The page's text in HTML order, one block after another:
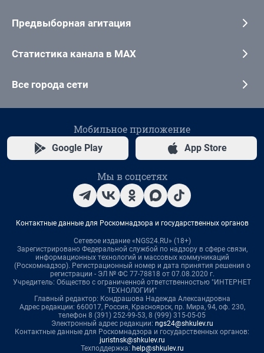
Предвыборная агитация
Статистика канала в MAX
Все города сети
Мобильное приложение
Google Play App Store
Мы в соцсетях
Контактные данные для Роскомнадзора и государственных органов
Сетевое издание «NGS24.RU» (18+)
Зарегистрировано Федеральной службой по надзору в сфере связи,
информационных технологий и массовых коммуникаций
(Роскомнадзор). Регистрационный номер и дата принятия решения о
регистрации - ЭЛ № ФС 77-78818 от 07.08.2020 г.
Учредитель: Общество с ограниченной ответственностью "ИНТЕРНЕТ
ТЕХНОЛОГИИ"
Главный редактор: Кондрашова Надежда Александровна
Адрес редакции: 660017, Россия, Красноярск, пр. Мира, 94, оф. 230,
телефон 8 (391) 252-99-53, 8 (999) 315-05-05
Электронный адрес редакции: ngs24@shkulev.ru
Контактные данные для Роскомнадзора и государственных органов:
juristnsk@shkulev.ru
Техподдержка: help@shkulev.ru